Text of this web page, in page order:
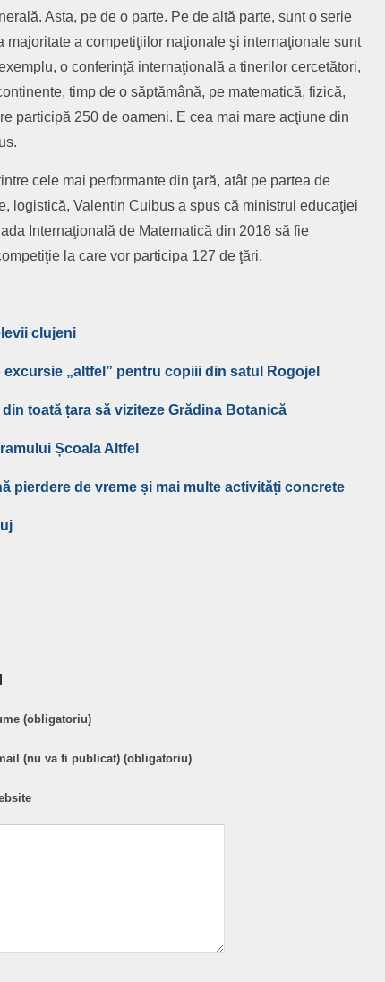
Asta, pe de o parte. Pe de altă parte, sunt o serie
majoritate a competiţiilor naţionale şi internaţionale sunt
o conferinţă internaţională a tinerilor cercetători,
timp de o săptămână, pe matematică, fizică,
participă 250 de oameni. E cea mai mare acţiune din
cele mai performante din ţară, atât pe partea de
logistică, Valentin Cuibus a spus că ministrul educaţiei
Internaţională de Matematică din 2018 să fie
la care vor participa 127 de ţări.
clujeni
„altfel” pentru copiii din satul Rogojel
toată țara să viziteze Grădina Botanică
Școala Altfel
pierdere de vreme și mai multe activități concrete
(obligatoriu)
(nu va fi publicat) (obligatoriu)